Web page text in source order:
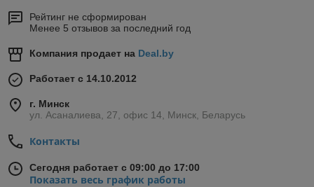
Рейтинг не сформирован
Менее 5 отзывов за последний год
Компания продает на Deal.by
Работает с 14.10.2012
г. Минск
ул. Асаналиева, 27, офис 14, Минск, Беларусь
Контакты
Сегодня работает с 09:00 до 17:00
Показать весь график работы